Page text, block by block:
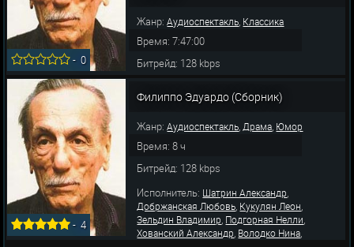
-0
Жанр:Аудиоспектакль, Классика
Время: 7:47:00
Битрейд: 128 kbps
Добржанская Любовь,Кукулян Леон
Хованский Александр,Володко Нина,
Благообразов В.
Перцовский Марк
Малько Ольга ,Терентьева Юлия
-4
Филиппо Эдуардо (Сборник)
Жанр:Аудиоспектакль,Драма, Юмор
Время: 8 ч
Битрейд: 128 kbps
Исполнитель: Шатрин Александр,
Добржанская Любовь, Кукулян Леон,
Зельдин Владимир, Подгорная Нелли,
Хованский Александр, Володко Нина,